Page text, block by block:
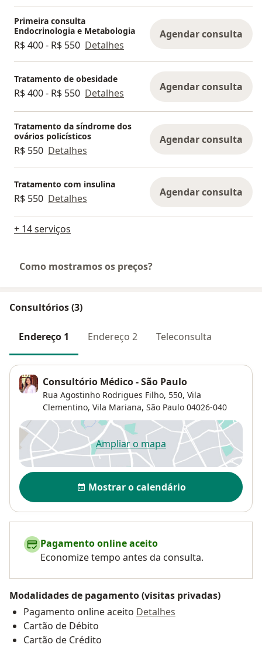
Primeira consulta
Endocrinologia e Metabologia
R$ 400 - R$ 550 Detalhes
Agendar consulta
Tratamento de obesidade
R$ 400 - R$ 550 Detalhes Agendar consulta
Tratamento da síndrome dos
ovários policísticos
R$ 550 Detalhes
Agendar consulta
Tratamento com insulina
R$ 550 Detalhes Agendar consulta
+ 14 serviços
Como mostramos os preços?
Consultórios (3)
Endereço 1 Endereço 2 Teleconsulta
Consultório Médico - São Paulo
Rua Agostinho Rodrigues Filho, 550, Vila
Clementino, Vila Mariana, São Paulo 04026-040
Ampliar o mapaabre num novo separador
Disponibilidade
Mostrar o calendário
Pagamento online aceito
Economize tempo antes da consulta.
Modalidades de pagamento (visitas privadas)
Pagamento online aceito Detalhes
Cartão de Débito
Cartão de Crédito